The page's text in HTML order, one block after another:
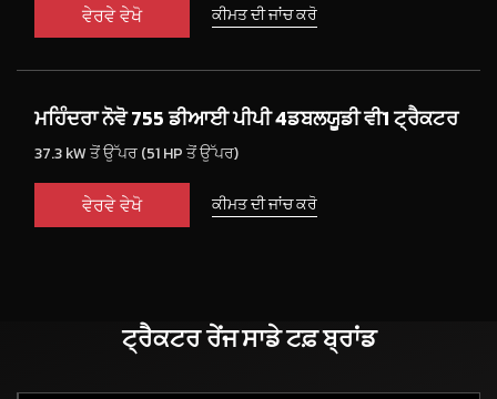
ਵੇਰਵੇ ਵੇਖੋ ਕੀਮਤ ਦੀ ਜਾਂਚ ਕਰੋ
ਮਹਿੰਦਰਾ ਨੋਵੋ 755 ਡੀਆਈ ਪੀਪੀ 4ਡਬਲਯੂਡੀ ਵੀ1 ਟ੍ਰੈਕਟਰ
37.3 kW ਤੋਂ ਉੱਪਰ (51 HP ਤੋਂ ਉੱਪਰ)
ਵੇਰਵੇ ਵੇਖੋ ਕੀਮਤ ਦੀ ਜਾਂਚ ਕਰੋ
ਟ੍ਰੈਕਟਰ ਰੇਂਜਸਾਡੇ ਟਫ਼ ਬ੍ਰਾਂਡ